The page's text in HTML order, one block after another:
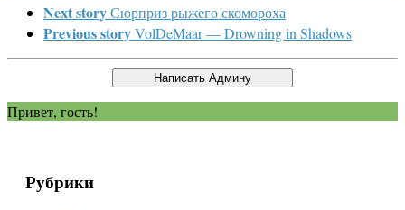
Next storyСюрприз рыжего скомороха
Previous storyVolDeMaar — Drowning in Shadows
Привет, гость!
Рубрики